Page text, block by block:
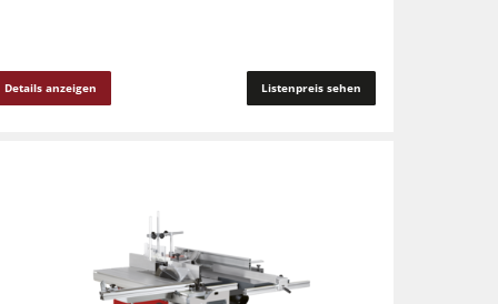
Details anzeigen Listenpreis sehen